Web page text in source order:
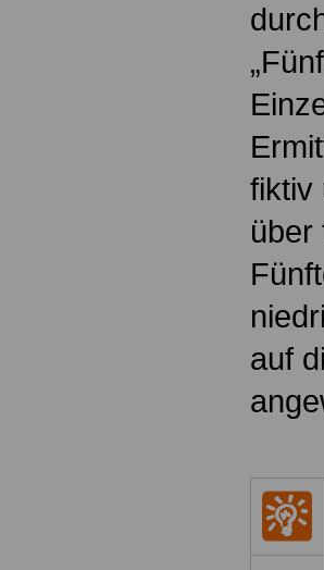
fiktiv
über
auf